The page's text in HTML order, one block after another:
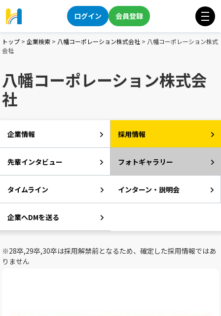
ログイン 会員登録
トップ > 企業検索 > 八幡コーポレーション株式会社 > 八幡コーポレーション株式
会社
八幡コーポレーション株式会
社
企業情報 採用情報
先輩インタビュー フォトギャラリー
タイムライン インターン・説明会
企業へDMを送る
※28卒,29卒,30卒は採用解禁前となるため、確定した採用情報ではあ
りません